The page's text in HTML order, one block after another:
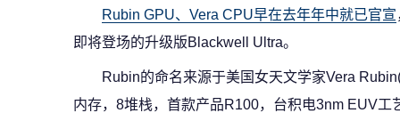
Rubin GPU、Vera CPU早在去年年中就已官宣
即将登场的升级版Blackwell Ultra。
Rubin的命名来源于美国女天文学家Vera
内存，8堆栈，首款产品R100，台积电3nm EUV工